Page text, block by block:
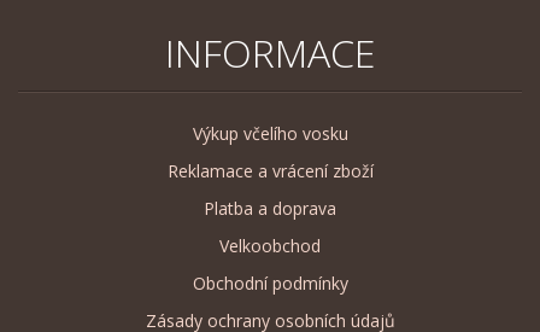
INFORMACE
Výkup včelího vosku
Reklamace a vrácení zboží
Platba a doprava
Velkoobchod
Obchodní podmínky
Zásady ochrany osobních údajů